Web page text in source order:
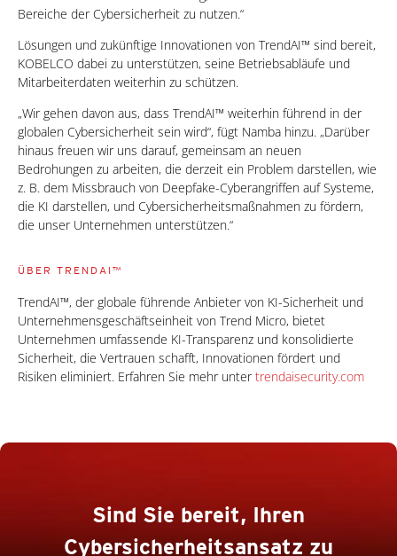
Bereiche der Cybersicherheit zu nutzen.“
Lösungen und zukünftige Innovationen von TrendAI™ sind bereit,
KOBELCO dabei zu unterstützen, seine Betriebsabläufe und
Mitarbeiterdaten weiterhin zu schützen.
„Wir gehen davon aus, dass TrendAI™ weiterhin führend in der
globalen Cybersicherheit sein wird“, fügt Namba hinzu. „Darüber
hinaus freuen wir uns darauf, gemeinsam an neuen
Bedrohungen zu arbeiten, die derzeit ein Problem darstellen, wie
z. B. dem Missbrauch von Deepfake-Cyberangriffen auf Systeme,
die KI darstellen, und Cybersicherheitsmaßnahmen zu fördern,
die unser Unternehmen unterstützen.“
ÜBER TRENDAI™
TrendAI™, der globale führende Anbieter von KI-Sicherheit und
Unternehmensgeschäftseinheit von Trend Micro, bietet
Unternehmen umfassende KI-Transparenz und konsolidierte
Sicherheit, die Vertrauen schafft, Innovationen fördert und
Risiken eliminiert. Erfahren Sie mehr untertrendaisecurity.com
Sind Sie bereit, Ihren
Cybersicherheitsansatz zu